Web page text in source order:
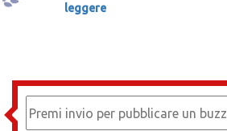
leggere